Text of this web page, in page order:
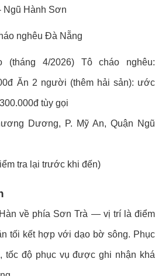
Ngũ Hành Sơn
(tháng 4/2026) Tô cháo nghêu:
Ăn 2 người (thêm hải sản): ước
tùy gọi
Dương, P. Mỹ An, Quận Ngũ
tra lại trước khi đến)
về phía Sơn Trà — vị trí là điểm
tối kết hợp với dạo bờ sông. Phục
tốc độ phục vụ được ghi nhận khá